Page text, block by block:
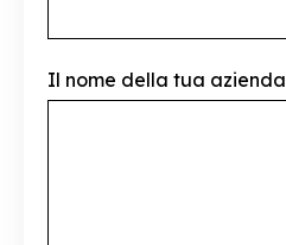
Il nome della tua azienda